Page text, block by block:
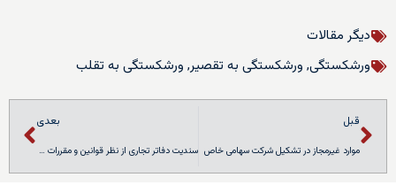
دیگر مقالات
ورشکستگی, ورشکستگی به تقصیر, ورشکستگی به تقلب
قبل
موارد غیرمجاز در تشکیل شرکت سهامی خاص
بعدی
سندیت دفاتر تجاری از نظر قوانین و مقررات مالیاتی و اثبات حق